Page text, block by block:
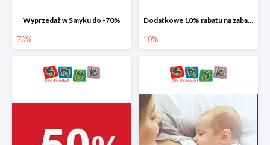
Wyprzedaż w Smyku do -70%
70%
Dodatkowe 10% rabatu na zabawki ogrodowe i baseny
10%